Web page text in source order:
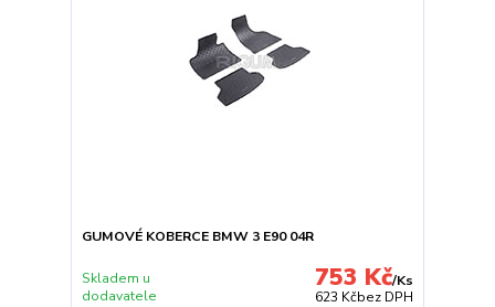
GUMOVÉ KOBERCE BMW 3 E90 04R
753 Kč/Ks
623 Kčbez DPH
Skladem u
dodavatele